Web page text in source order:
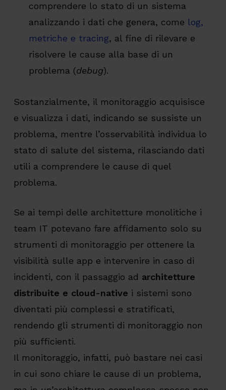
comprendere lo stato di un sistema
analizzando i dati che genera, come log,
metriche e tracing, al fine di rilevare e
risolvere le cause alla base di un
problema (debug).
Sostanzialmente, il monitoraggio acquisisce
e visualizza i dati, indicando se sussiste un
problema, mentre l’osservabilità individua lo
stato di salute del sistema, rilasciando dati
utili a comprendere le cause di quel
problema.
Se ai tempi delle architetture monolitiche i
team IT potevano fare affidamento solo su
strumenti di monitoraggio per ottenere la
visibilità sulle app e intervenire in caso di
incidenti, con il passaggio ad architetture
distribuite e cloud-native i sistemi sono
diventati più complessi e stratificati,
rendendo gli strumenti di monitoraggio non
più sufficienti.
Il monitoraggio, infatti, può bastare nei casi
in cui sono chiare le cause di un problema,